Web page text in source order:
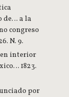
de… a la
congreso
N. 9.
interior
1823.
por